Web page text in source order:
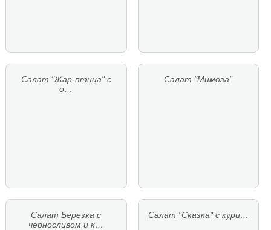
Салат "Жар-птица" с
о…
Салат "Мимоза"
Салат Березка с
черносливом и к…
Салат "Сказка" с кури…